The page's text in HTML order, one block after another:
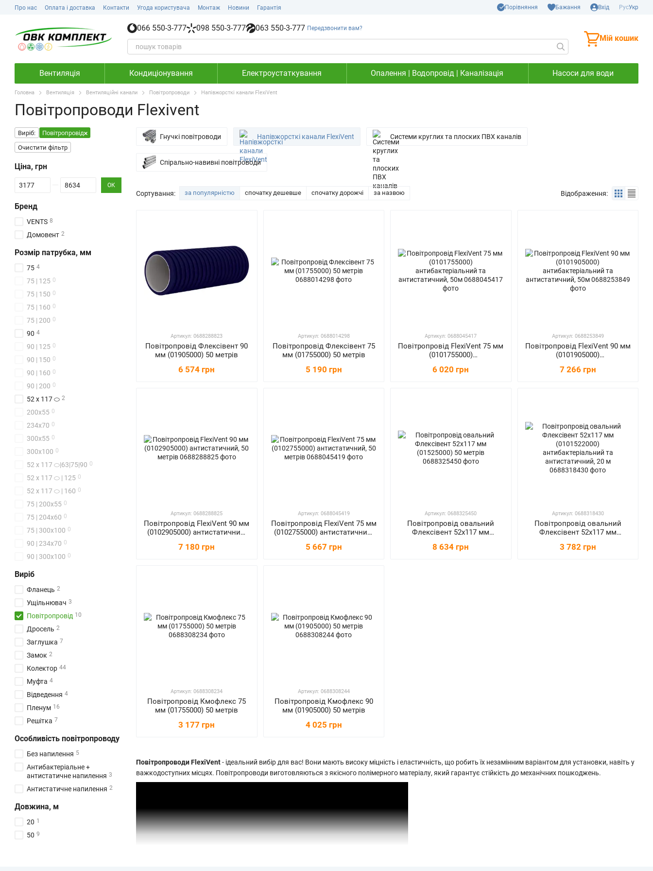
Перейти до основного контенту
Про нас Оплата і доставка Контакти Угода користувача Монтаж Новини Гарантія Порівняння Бажання Вхід РусУкр
066 550-3-777 098 550-3-777 063 550-3-777 Передзвонити вам?
Мій кошик
Вентиляція Кондиціонування Електроустаткування Опалення | Водопровід | Каналізація Насоси для води
Головна Вентиляція Вентиляційні канали Повітропроводи Напівжорсткі канали FlexiVent
Повітропроводи Flexivent
Гнучкі повітроводи Напівжорсткі канали FlexiVent Системи круглих та плоских ПВХ каналів
Спірально-навивні повітроводи
Сортування: за популярністю спочатку дешевше спочатку дорожчі за назвою Відображення:
Повітропроводи FlexiVent- ідеальний вибір для вас! Вони мають високу міцність і еластичність, що робить їх незамінним варіантом для установки, навіть у
важкодоступних місцях. Повітропроводи виготовляються з якісного полімерного матеріалу, який гарантує стійкість до механічних пошкоджень.
Артикул: 0688288823
Повітропровід Флексівент 90
мм (01905000) 50 метрів
6 574 грн
Артикул: 0688014298
Повітропровід Флексівент 75
мм (01755000) 50 метрів
5 190 грн
Артикул: 0688045417
Повітропровід FlexiVent 75 мм
(0101755000)
антистатичний, 50м
6 020 грн
Артикул: 0688253849
Повітропровід FlexiVent 90 мм
(0101905000)
антистатичний, 50м
7 266 грн
Артикул: 0688288825
Повітропровід FlexiVent 90 мм
(0102905000) антистатичний,
7 180 грн
Артикул: 0688045419
Повітропровід FlexiVent 75 мм
(0102755000) антистатичний,
5 667 грн
Артикул: 0688325450
Повітропровід овальний
Флексівент 52x117 мм
8 634 грн
Артикул: 0688318430
Повітропровід овальний
Флексівент 52x117 мм
антибактеріальний та
3 782 грн
Артикул: 0688308234
Повітропровід Кмофлекс 75
мм (01755000) 50 метрів
3 177 грн
Артикул: 0688308244
Повітропровід Кмофлекс 90
мм (01905000) 50 метрів
4 025 грн
Виріб:
Повітропровід
Очистити фільтр
Ціна, грн
Від Ціна, грн
До Ціна, грн ОК
Бренд
VENTS 8
Домовент 2
Розмір патрубка, мм
75 4
75 | 125 0
75 | 150 0
75 | 160 0
75 | 200 0
90 4
90 | 125 0
90 | 150 0
90 | 160 0
90 | 200 0
52 х 117 ⬭ 2
200x55 0
234x70 0
300x55 0
300x100 0
52 х 117 ⬭|63|75|90 0
52 х 117 ⬭ | 125 0
52 х 117 ⬭ | 160 0
75 | 200x55 0
75 | 204x60 0
75 | 300x100 0
90 | 234x70 0
90 | 300x100 0
Виріб
Фланець 2
Ущільнювач 3
Повітропровід 10
Дросель 2
Заглушка 7
Замок 2
Колектор 44
Муфта 4
Відведення 4
Пленум 16
Решітка 7
Особливість повітропроводу
Без напилення 5
Антибактеріальне +
антистатичне напилення 3
Антистатичне напилення 2
Довжина, м
20 1
50 9